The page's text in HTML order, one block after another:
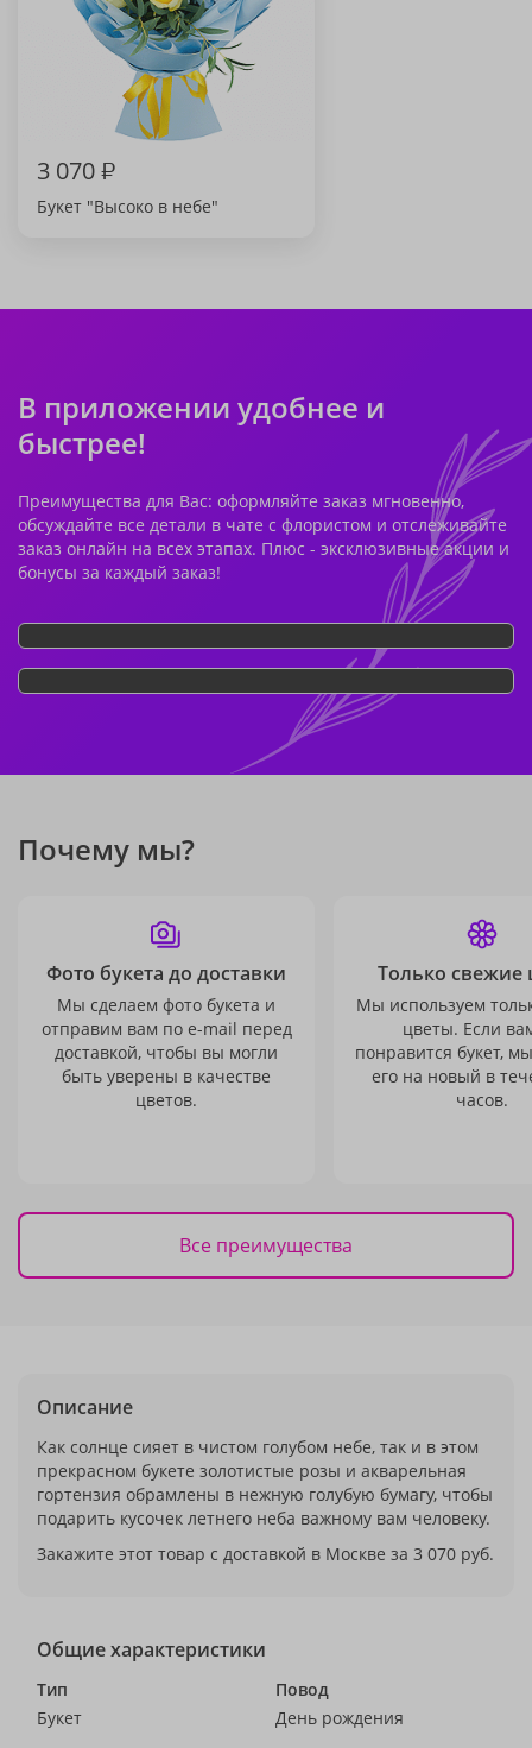
3 070₽
Букет "Высоко в небе"
В приложении удобнее и
быстрее!
Преимущества для Вас: оформляйте заказ мгновенно,
обсуждайте все детали в чате с флористом и отслеживайте
заказ онлайн на всех этапах. Плюс - эксклюзивные акции и
бонусы за каждый заказ!
Почему мы?
Фото букета до доставки
Мы сделаем фото букета и
отправим вам по e-mail перед
доставкой, чтобы вы могли
быть уверены в качестве
цветов.
Только свежие
Мы используем
цветы. Если
понравится букет,
его на новый в
часов.
Все преимущества
Описание
Как солнце сияет в чистом голубом небе, так и в этом
прекрасном букете золотистые розы и акварельная
гортензия обрамлены в нежную голубую бумагу, чтобы
подарить кусочек летнего неба важному вам человеку.
Закажите этот товар с доставкой в Москве за 3 070 руб.
Общие характеристики
Тип
Букет
Повод
День рождения